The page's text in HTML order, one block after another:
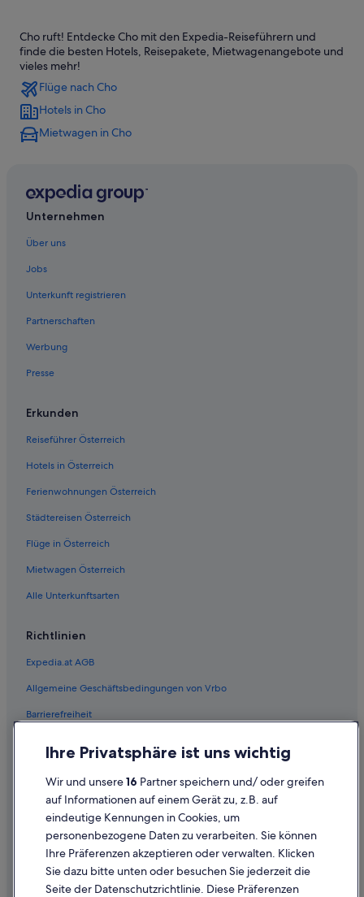
Hotels nahe Camel Park
Cho Hotels
Ferienwohnungen in Costa del Silencio
Costa del Silencio Hotels
El Fraile Hotels
Hotels mit Pool in Golf del Sur
Las Chafiras Hotels
Haustierfreundliche in Las Galletas
Hotels mit Frühstück in Los Cristianos
Romantische in Los Cristianos
Cho ruft! Entdecke Cho mit den Expedia-Reiseführern und
finde die besten Hotels, Reisepakete, Mietwagenangebote und
vieles mehr!
Flüge nach Cho
Hotels in Cho
Mietwagen in Cho
Unternehmen
Über uns
Jobs
Unterkunft registrieren
Partnerschaften
Werbung
Presse
Erkunden
Reiseführer Österreich
Hotels in Österreich
Ferienwohnungen Österreich
Städtereisen Österreich
Flüge in Österreich
Mietwagen Österreich
Alle Unterkunftsarten
Richtlinien
Expedia.at AGB
Allgemeine Geschäftsbedingungen von Vrbo
Barrierefreiheit
Rechtliche Hinweise/Kontakt
Inhaltsrichtlinien und Melden von Inhalten
Hilfe
Ihre Privatsphäre ist uns wichtig
Wir und unsere16 Partner speichern und/ oder greifen
auf Informationen auf einem Gerät zu, z.B. auf
eindeutige Kennungen in Cookies, um
personenbezogene Daten zu verarbeiten. Sie können
Ihre Präferenzen akzeptieren oder verwalten. Klicken
Sie dazu bitte unten oder besuchen Sie jederzeit die
Seite der Datenschutzrichtlinie. Diese Präferenzen